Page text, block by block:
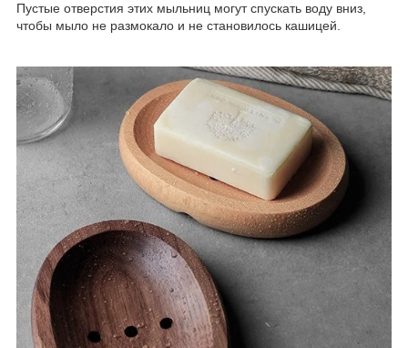
Пустые отверстия этих мыльниц могут спускать воду вниз,
чтобы мыло не размокало и не становилось кашицей.